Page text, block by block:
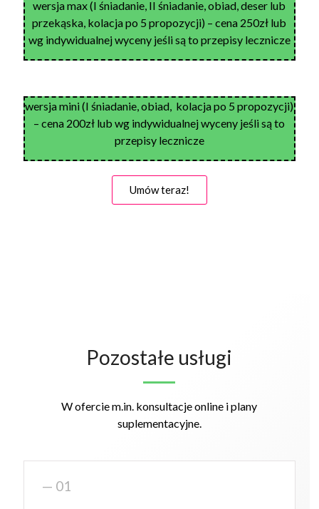
wersja max (I śniadanie, II śniadanie, obiad, deser lub
przekąska, kolacja po 5 propozycji) – cena 250zł lub
wg indywidualnej wyceny jeśli są to przepisy lecznicze
wersja mini (I śniadanie, obiad, kolacja po 5 propozycji)
– cena 200zł lub wg indywidualnej wyceny jeśli są to
przepisy lecznicze
Umów teraz!
Pozostałe usługi
W ofercie m.in. konsultacje online i plany
suplementacyjne.
— 01